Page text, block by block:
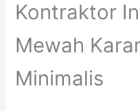
Kontraktor
Mewah
Minimalis